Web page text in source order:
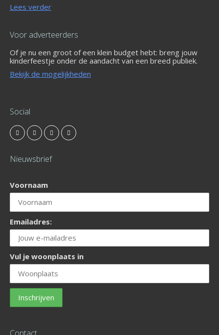
Lees verder
Voor adverteerders
Of je nu een groot of een klein budget hebt: breng jouw
kinderfeestje onder de aandacht van een breed publiek.
Bekijk de mogelijkheden
Social
Nieuwsbrief
Voornaam
Emailadres:
Vul je woonplaats in